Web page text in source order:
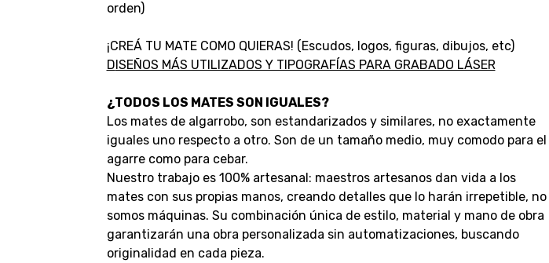
orden)
¡CREÁ TU MATE COMO QUIERAS! (Escudos, logos, figuras, dibujos, etc)
D ISEÑOS MÁS UTILIZADOS Y TIPOGRAFÍAS PARA GRABADO LÁSER
¿TODOS LOS MATES SON IGUALES?
Los mates de algarrobo, son estandarizados y similares, no exactamente
iguales uno respecto a otro. Son de un tamaño medio, muy comodo para el
agarre como para cebar.
Nuestro trabajo es 100% artesanal: maestros artesanos dan vida a los
mates con sus propias manos, creando detalles que lo harán irrepetible, no
somos máquinas. Su combinación única de estilo, material y mano de obra
garantizarán una obra personalizada sin automatizaciones, buscando
originalidad en cada pieza.